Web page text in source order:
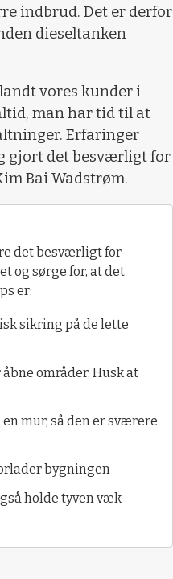
indbrud. Det er derfor
dieseltanken
vores kunder i
man har tid til at
Erfaringer
gjort det besværligt for
Bai Wadstrøm.
det besværligt for
og sørge for, at det
er:
sikring på de lette
områder. Husk at
mur, så den er sværere
bygningen
holde tyven væk